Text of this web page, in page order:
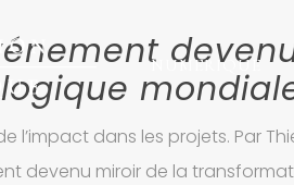
NUMERIQUE
dans les projets. Par
devenu miroir de la